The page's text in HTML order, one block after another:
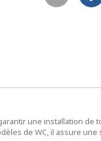
une installation
de WC, il assure